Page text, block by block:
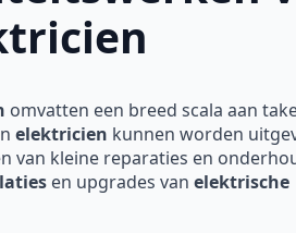
omvatten een breed scala aan
elektricien kunnen worden
van kleine reparaties en
en upgrades van elektrische